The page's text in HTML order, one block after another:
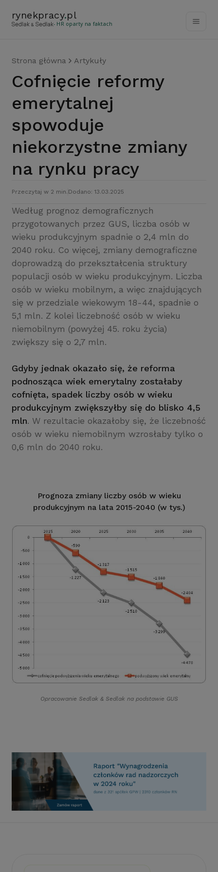
rynekpracy.pl
- HR oparty na faktach
Strona główna Artykuły
Cofnięcie reformy
emerytalnej
spowoduje
niekorzystne zmiany
na rynku pracy
Przeczytaj w 2 min. Dodano: 13.03.2025
Według prognoz demograficznych
przygotowanych przez GUS, liczba osób w
wieku produkcyjnym spadnie o 2,4 mln do
2040 roku. Co więcej, zmiany demograficzne
doprowadzą do przekształcenia struktury
populacji osób w wieku produkcyjnym. Liczba
osób w wieku mobilnym, a więc znajdujących
się w przedziale wiekowym 18-44, spadnie o
5,1 mln. Z kolei liczebność osób w wieku
niemobilnym (powyżej 45. roku życia)
zwiększy się o 2,7 mln.
Gdyby jednak okazało się, że reforma
podnosząca wiek emerytalny zostałaby
cofnięta, spadek liczby osób w wieku
produkcyjnym zwiększyłby się do blisko 4,5
mln. W rezultacie okazałoby się, że liczebność
osób w wieku niemobilnym wzrosłaby tylko o
0,6 mln do 2040 roku.
Prognoza zmiany liczby osób w wieku
produkcyjnym na lata 2015-2040 (w tys.)
Opracowanie Sedlak &Sedlak na podstawie GUS